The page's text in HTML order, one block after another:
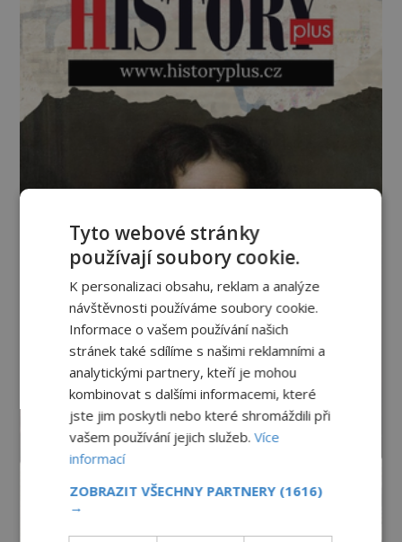
Tyto webové stránky
používají soubory cookie.
K personalizaci obsahu, reklam a analýze
návštěvnosti používáme soubory cookie.
Informace o vašem používání našich
stránek také sdílíme s našimi reklamními a
analytickými partnery, kteří je mohou
kombinovat s dalšími informacemi, které
jste jim poskytli nebo které shromáždili při
vašem používání jejich služeb.Více
informací
ZOBRAZIT VŠECHNY PARTNERY (1616)
→